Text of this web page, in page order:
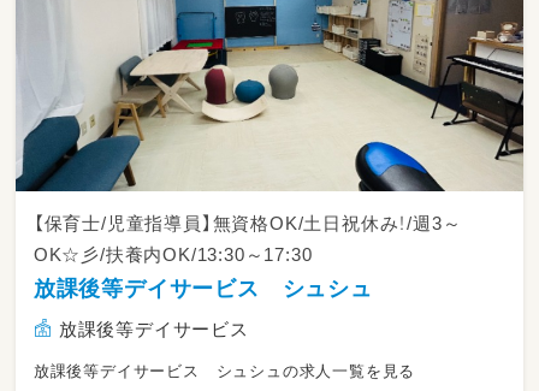
【保育士/児童指導員】無資格OK/土日祝休み！/週3～
OK☆彡/扶養内OK/13:30～17:30
放課後等デイサービス シュシュ
放課後等デイサービス
放課後等デイサービス シュシュの求人一覧を見る